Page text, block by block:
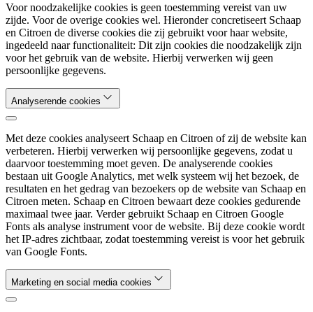
Voor noodzakelijke cookies is geen toestemming vereist van uw
zijde. Voor de overige cookies wel. Hieronder concretiseert Schaap
en Citroen de diverse cookies die zij gebruikt voor haar website,
ingedeeld naar functionaliteit: Dit zijn cookies die noodzakelijk zijn
voor het gebruik van de website. Hierbij verwerken wij geen
persoonlijke gegevens.
Analyserende cookies
Met deze cookies analyseert Schaap en Citroen of zij de website kan
verbeteren. Hierbij verwerken wij persoonlijke gegevens, zodat u
daarvoor toestemming moet geven. De analyserende cookies
bestaan uit Google Analytics, met welk systeem wij het bezoek, de
resultaten en het gedrag van bezoekers op de website van Schaap en
Citroen meten. Schaap en Citroen bewaart deze cookies gedurende
maximaal twee jaar. Verder gebruikt Schaap en Citroen Google
Fonts als analyse instrument voor de website. Bij deze cookie wordt
het IP-adres zichtbaar, zodat toestemming vereist is voor het gebruik
van Google Fonts.
Marketing en social media cookies